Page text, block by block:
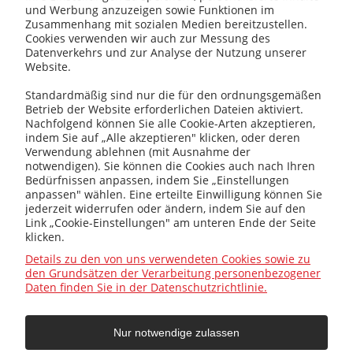
kotly@kotly.com.pl
+48 32 419 01 20
+48 32 415 31 65
Allgemein
Hilfe
und Werbung anzuzeigen sowie Funktionen im
Zusammenhang mit sozialen Medien bereitzustellen.
Cookies verwenden wir auch zur Messung des
Datenverkehrs und zur Analyse der Nutzung unserer
Website.
Standardmäßig sind nur die für den ordnungsgemäßen
Betrieb der Website erforderlichen Dateien aktiviert.
Nachfolgend können Sie alle Cookie-Arten akzeptieren,
indem Sie auf „Alle akzeptieren" klicken, oder deren
Verwendung ablehnen (mit Ausnahme der
notwendigen). Sie können die Cookies auch nach Ihren
Bedürfnissen anpassen, indem Sie „Einstellungen
anpassen" wählen. Eine erteilte Einwilligung können Sie
jederzeit widerrufen oder ändern, indem Sie auf den
Link „Cookie-Einstellungen" am unteren Ende der Seite
klicken.
Details zu den von uns verwendeten Cookies sowie zu
den Grundsätzen der Verarbeitung personenbezogener
Daten finden Sie in der Datenschutzrichtlinie.
Nur notwendige zulassen